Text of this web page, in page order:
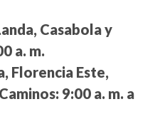
Casabola y
a. m.
Florencia Este,
9:00 a. m. a